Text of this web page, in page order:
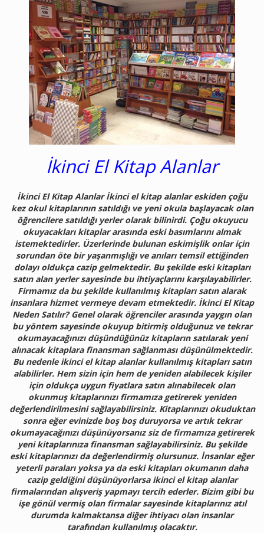
İkinci El Kitap Alanlar
İkinci El Kitap Alanlar İkinci el kitap alanlar eskiden çoğu
kez okul kitaplarının satıldığı ve yeni okula başlayacak olan
öğrencilere satıldığı yerler olarak bilinirdi. Çoğu okuyucu
okuyacakları kitaplar arasında eski basımlarını almak
istemektedirler. Üzerlerinde bulunan eskimişlik onlar için
sorundan öte bir yaşanmışlığı ve anıları temsil ettiğinden
dolayı oldukça cazip gelmektedir. Bu şekilde eski kitapları
satın alan yerler sayesinde bu ihtiyaçlarını karşılayabilirler.
Firmamız da bu şekilde kullanılmış kitapları satın alarak
insanlara hizmet vermeye devam etmektedir. İkinci El Kitap
Neden Satılır? Genel olarak öğrenciler arasında yaygın olan
bu yöntem sayesinde okuyup bitirmiş olduğunuz ve tekrar
okumayacağınızı düşündüğünüz kitapların satılarak yeni
alınacak kitaplara finansman sağlanması düşünülmektedir.
Bu nedenle ikinci el kitap alanlar kullanılmış kitapları satın
alabilirler. Hem sizin için hem de yeniden alabilecek kişiler
için oldukça uygun fiyatlara satın alınabilecek olan
okunmuş kitaplarınızı firmamıza getirerek yeniden
değerlendirilmesini sağlayabilirsiniz. Kitaplarınızı okuduktan
sonra eğer evinizde boş boş duruyorsa ve artık tekrar
okumayacağınızı düşünüyorsanız siz de firmamıza getirerek
yeni kitaplarınıza finansman sağlayabilirsiniz. Bu şekilde
eski kitaplarınızı da değerlendirmiş olursunuz. İnsanlar eğer
yeterli paraları yoksa ya da eski kitapları okumanın daha
cazip geldiğini düşünüyorlarsa ikinci el kitap alanlar
firmalarından alışveriş yapmayı tercih ederler. Bizim gibi bu
işe gönül vermiş olan firmalar sayesinde kitaplarınız atıl
durumda kalmaktansa diğer ihtiyacı olan insanlar
tarafından kullanılmış olacaktır.